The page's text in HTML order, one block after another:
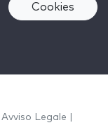
Cookies
Avviso Legale